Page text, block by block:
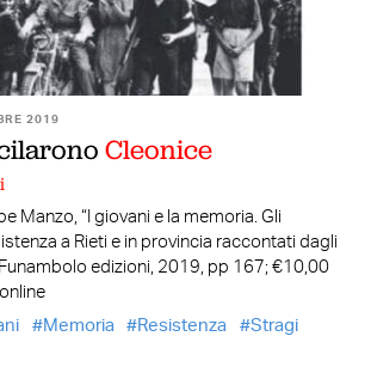
2019
Cleonice
Manzo, “I giovani e la memoria. Gli
a Rieti e in provincia raccontati dagli
edizioni, 2019, pp 167; €10,00
Memoria Resistenza Stragi